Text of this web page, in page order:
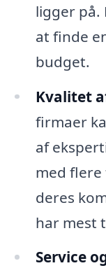
ligger på.
at finde
budget.
Kvalitet
firmaer
af
med
deres
har mest
Service